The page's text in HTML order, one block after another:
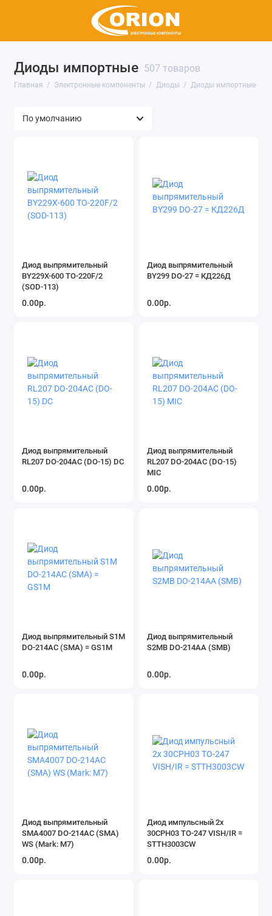
Диоды импортные 507 товаров
Главная Электронные компоненты Диоды Диоды импортные
Микросхемы
Полупроводниковые модули
Конденсаторы
Диоды
Резонаторы и фильтры
Устройства защиты
Акустические компоненты
Диод выпрямительный
BY229X-600 TO-220F/2
(SOD-113)
0.00р.
Диод выпрямительный
BY299 DO-27 = КД226Д
0.00р.
Диод выпрямительный
RL207 DO-204AC (DO-15) DC
0.00р.
Диод выпрямительный
RL207 DO-204AC (DO-15)
MIC
0.00р.
Диод выпрямительный S1M
DO-214AC (SMA) = GS1M
0.00р.
Диод выпрямительный
S2MB DO-214AA (SMB)
0.00р.
Диод выпрямительный
SMA4007 DO-214AC (SMA)
WS (Mark: M7)
0.00р.
Диод импульсный 2x
30CPH03 TO-247 VISH/IR =
STTH3003CW
0.00р.